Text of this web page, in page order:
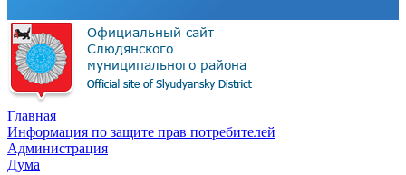
Главная
Информация по защите прав потребителей
Администрация
Дума